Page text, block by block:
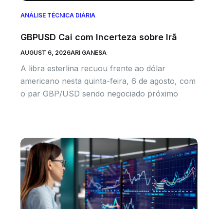
ANÁLISE TÉCNICA DIÁRIA
GBPUSD Cai com Incerteza sobre Irã
AUGUST 6, 2026ARI GANESA
A libra esterlina recuou frente ao dólar
americano nesta quinta-feira, 6 de agosto, com
o par GBP/USD sendo negociado próximo